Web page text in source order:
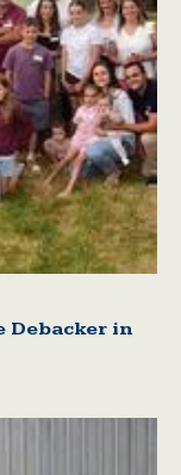
Debacker in